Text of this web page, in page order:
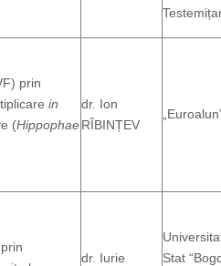
prin
in
(Hippophae
dr. Ion
RÎBINȚEV
dr. Iurie
Stat